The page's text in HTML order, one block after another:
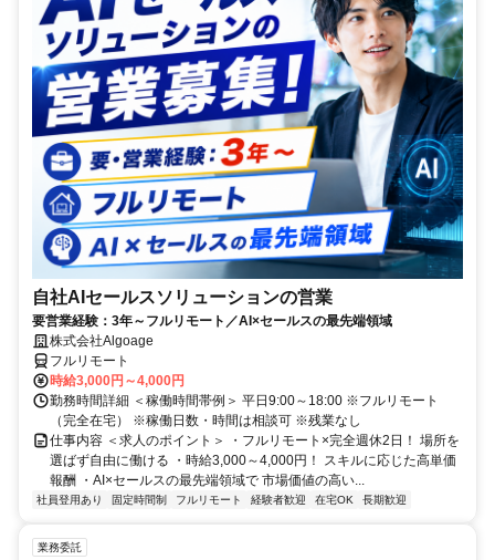
自社AIセールスソリューションの営業
要営業経験：3年～フルリモート／AI×セールスの最先端領域
株式会社Algoage
フルリモート
時給3,000円～4,000円
勤務時間詳細 ＜稼働時間帯例＞ 平日9:00～18:00 ※フルリモート
（完全在宅） ※稼働日数・時間は相談可 ※残業なし
仕事内容 ＜求人のポイント＞ ・フルリモート×完全週休2日！ 場所を
選ばず自由に働ける ・時給3,000～4,000円！ スキルに応じた高単価
報酬 ・AI×セールスの最先端領域で 市場価値の高い...
社員登用あり 固定時間制 フルリモート 経験者歓迎 在宅OK 長期歓迎
業務委託